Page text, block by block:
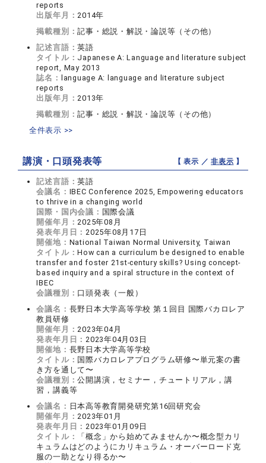
reports
出版年月：2014年
掲載種別：記事・総説・解説・論説等（その他）
記述言語：英語
タイトル： Japanese A: Language and literature subject
report, May 2013
誌名：
language A: language and literature subject
reports
出版年月：2013年
掲載種別：記事・総説・解説・論説等（その他）
全件表示 >>
講演・口頭発表等 【 表示 ／非表示 】
記述言語：英語
会議名： IBEC Conference 2025, Empowering educators
to thrive in a changing world
国際・国内会議： 国際会議
開催年月：2025年08月
発表年月日：2025年08月17日
開催地： National Taiwan Normal University, Taiwan
タイトル：How can a curriculum be designed to enable
transfer and foster 21st-century skills? Using concept-
based inquiry and a spiral structure in the context of
IBEC
会議種別： 口頭発表（一般）
会議名： 長野日本大学高等学校 第１回目 国際バカロレア
教員研修
開催年月：2023年04月
発表年月日：2023年04月03日
開催地： 長野日本大学高等学校
タイトル： 国際バカロレアプログラム研修〜単元案の書
き方を通して〜
会議種別：公開講演，セミナー，チュートリアル，講
習，講義等
会議名： 日本高等教育開発研究第16回研究会
開催年月：2023年01月
発表年月日：2023年01月09日
タイトル：
「概念」から始めてみませんか〜概念型カリ
キュラムはどのようにカリキュラム・オーバーロード克
服の一助となり得るか〜